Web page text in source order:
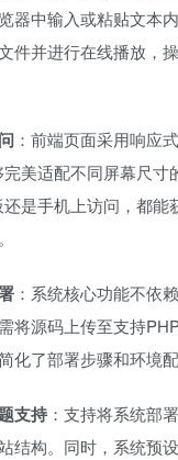
器中输入或粘贴文本
件并进行在线播放，
：前端页面采用响应
完美适配不同屏幕尺寸
是手机上访问，都能
：系统核心功能不依
将源码上传至支持
化了部署步骤和环境配
支持：支持将系统部
结构。同时，系统预